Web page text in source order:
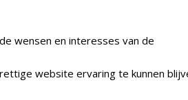
in
die
ene plek
anders
bloei
zet
centraal
donderdag
wensen en interesses van de
website ervaring te kunnen